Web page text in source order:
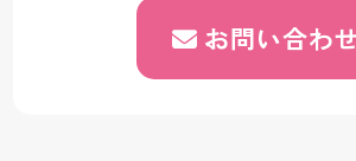
お問い合わ